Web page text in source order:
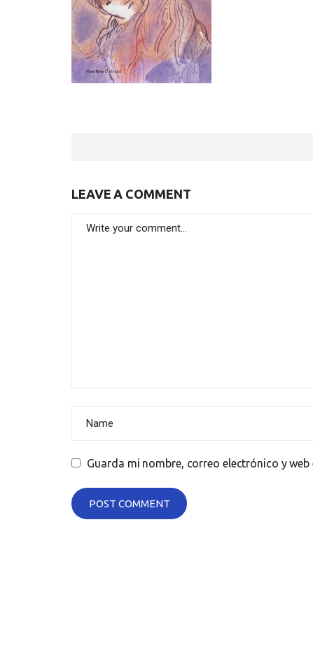
LEAVE A COMMENT
Guarda mi nombre, correo electrónico y